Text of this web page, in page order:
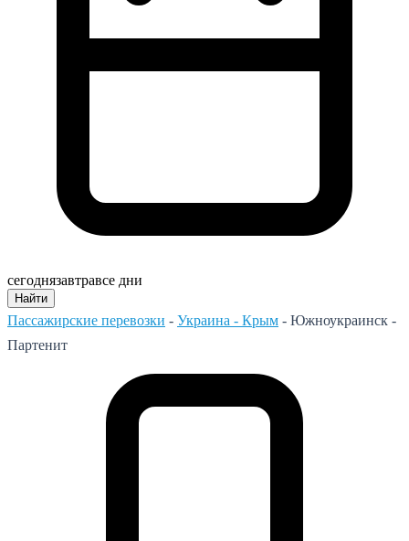
сегоднязавтравсе дни
Найти
Пассажирские перевозки - Украина - Крым - Южноукраинск -
Партенит